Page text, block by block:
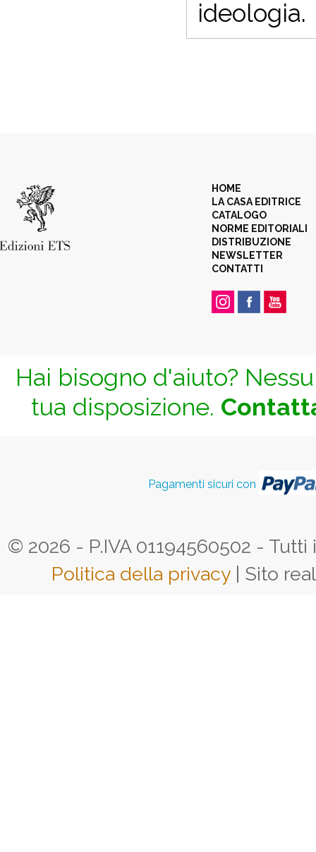
ideologia.
HOME
LA CASA EDITRICE
CATALOGO
NORME EDITORIALI
DISTRIBUZIONE
NEWSLETTER
CONTATTI
Hai bisogno d'aiuto?
tua disposizione.
Pagamenti sicuri con
© 2026 - P.IVA 01194560502 -
Politica della privacy | Sito